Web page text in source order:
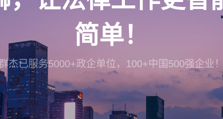
简单！
杰已服务5000+政企单位，100+中国500强企业